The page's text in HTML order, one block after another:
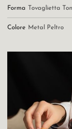
Forma Tovaglietta
Colore Metal Peltro